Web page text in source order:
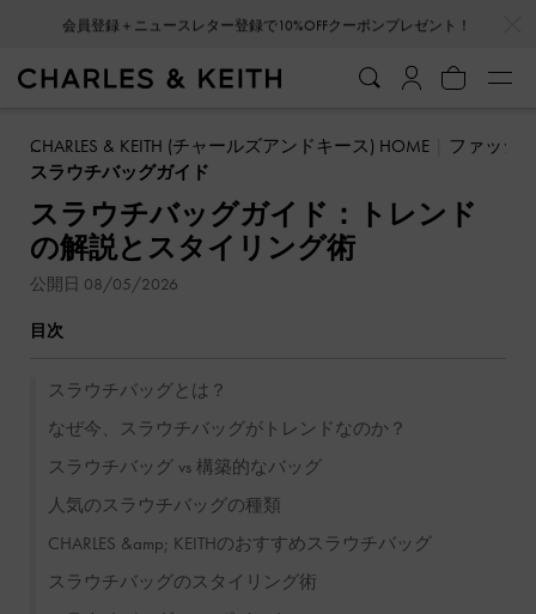
会員登録＋ニュースレター登録で10%OFFクーポンプレゼント！
CHARLES & KEITH (チャールズアンドキース) HOME
ファッシ
スラウチバッグガイド
スラウチバッグガイド：トレンド
の解説とスタイリング術
公開日 08/05/2026
目次
スラウチバッグとは？
なぜ今、スラウチバッグがトレンドなのか？
スラウチバッグ vs 構築的なバッグ
人気のスラウチバッグの種類
CHARLES &amp; KEITHのおすすめスラウチバッグ
スラウチバッグのスタイリング術